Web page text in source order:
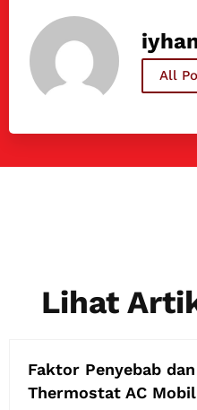
All
Lihat
Faktor Penyebab
Thermostat AC